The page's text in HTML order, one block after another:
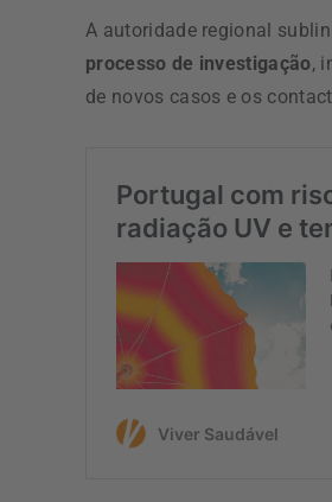
A autoridade regional
processo de investigação,
de novos casos e os